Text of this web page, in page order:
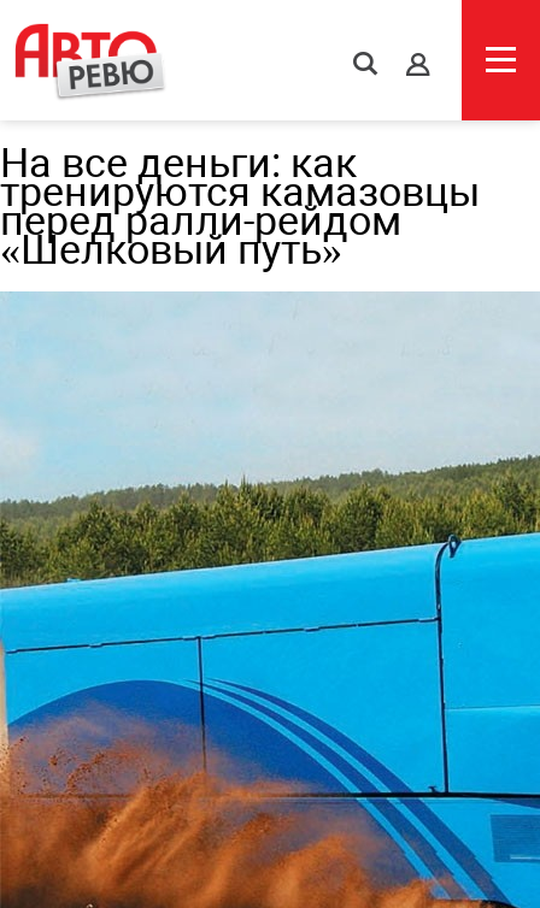
s
На все деньги: как
тренируются камазовцы
перед ралли-рейдом
«Шелковый путь»